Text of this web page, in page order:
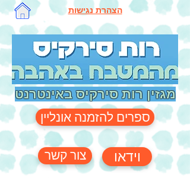
הצהרת נגישות
מגזין רות סירקיס באינטרנט
ספרים להזמנה אונליין
צור קשר וידאו